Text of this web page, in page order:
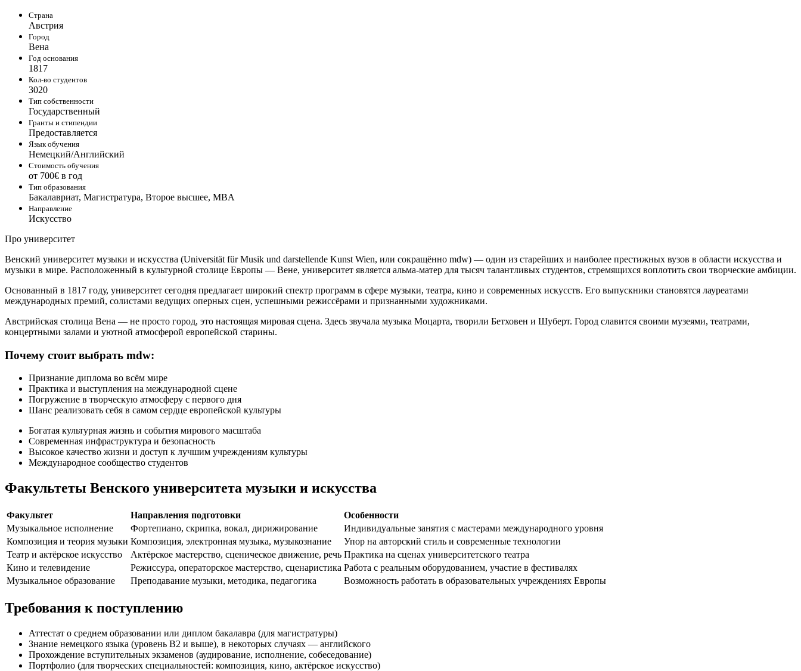
Страна
Австрия
Город
Вена
Год основания
1817
Кол-во студентов
3020
Тип собственности
Государственный
Гранты и стипендии
Предоставляется
Язык обучения
Немецкий/Английский
Стоимость обучения
от 700€ в год
Тип образования
Бакалавриат, Магистратура, Второе высшее, MBA
Направление
Искусство
Про университет
Венский университет музыки и искусства (Universität für Musik und darstellende Kunst Wien, или сокращённо mdw) — один из старейших и наиболее престижных вузов в области искусства и
музыки в мире. Расположенный в культурной столице Европы — Вене, университет является альма-матер для тысяч талантливых студентов, стремящихся воплотить свои творческие амбиции.
Основанный в 1817 году, университет сегодня предлагает широкий спектр программ в сфере музыки, театра, кино и современных искусств. Его выпускники становятся лауреатами
международных премий, солистами ведущих оперных сцен, успешными режиссёрами и признанными художниками.
Австрийская столица Вена — не просто город, это настоящая мировая сцена. Здесь звучала музыка Моцарта, творили Бетховен и Шуберт. Город славится своими музеями, театрами,
концертными залами и уютной атмосферой европейской старины.
Почему стоит выбрать mdw:
Признание диплома во всём мире
Практика и выступления на международной сцене
Погружение в творческую атмосферу с первого дня
Шанс реализовать себя в самом сердце европейской культуры
Богатая культурная жизнь и события мирового масштаба
Современная инфраструктура и безопасность
Высокое качество жизни и доступ к лучшим учреждениям культуры
Международное сообщество студентов
Факультеты Венского университета музыки и искусства
Факультет Направления подготовки
Особенности
Музыкальное исполнение
Фортепиано, скрипка, вокал, дирижирование
Индивидуальные занятия с мастерами международного уровня
Композиция и теория музыки Композиция, электронная музыка, музыкознание
Упор на авторский стиль и современные технологии
Театр и актёрское искусство
Актёрское мастерство, сценическое движение, речь Практика на сценах университетского театра
Кино и телевидение
Режиссура, операторское мастерство, сценаристика Работа с реальным оборудованием, участие в фестивалях
Музыкальное образование
Преподавание музыки, методика, педагогика Возможность работать в образовательных учреждениях Европы
Требования к поступлению
Аттестат о среднем образовании или диплом бакалавра (для магистратуры)
Знание немецкого языка (уровень B2 и выше), в некоторых случаях — английского
Прохождение вступительных экзаменов (аудирование, исполнение, собеседование)
Портфолио (для творческих специальностей: композиция, кино, актёрское искусство)